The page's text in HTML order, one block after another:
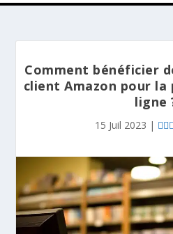
Comment bénéficier
client Amazon pour la
ligne
15 Juil 2023 |